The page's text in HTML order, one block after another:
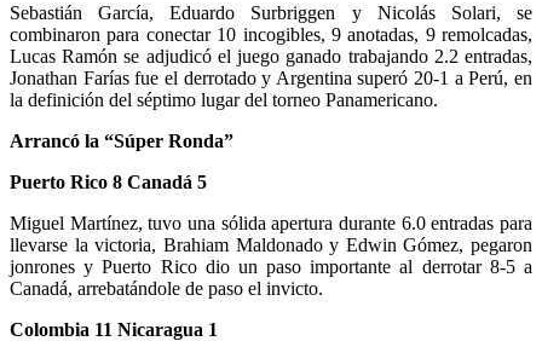
Sebastián García, Eduardo Surbriggen y Nicolás Solari, se
combinaron para conectar 10 incogibles, 9 anotadas, 9 remolcadas,
Lucas Ramón se adjudicó el juego ganado trabajando 2.2 entradas,
Jonathan Farías fue el derrotado y Argentina superó 20-1 a Perú, en
la definición del séptimo lugar del torneo Panamericano.
Arrancó la “Súper Ronda”
Puerto Rico 8 Canadá 5
Miguel Martínez, tuvo una sólida apertura durante 6.0 entradas para
llevarse la victoria, Brahiam Maldonado y Edwin Gómez, pegaron
jonrones y Puerto Rico dio un paso importante al derrotar 8-5 a
Canadá, arrebatándole de paso el invicto.
Colombia 11 Nicaragua 1